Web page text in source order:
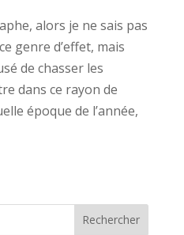
alors je ne sais pas
genre d’effet, mais
de chasser les
dans ce rayon de
époque de l’année,
Rechercher